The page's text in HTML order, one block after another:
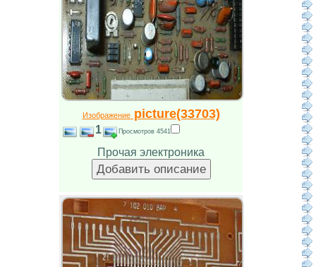
Изображениеpicture(33703)
1 Просмотров 4541
Прочая электроника